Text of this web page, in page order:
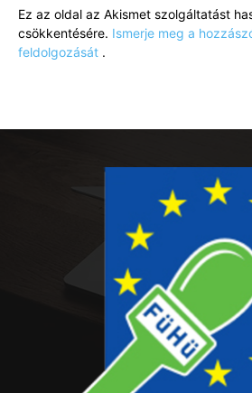
Ez az oldal az Akismet szolgáltatást
csökkentésére. Ismerje meg a
feldolgozását .